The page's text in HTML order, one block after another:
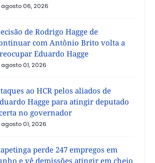
agosto 06, 2026
de Rodrigo Hagge de
com Antônio Brito volta a
Eduardo Hagge
agosto 01, 2026
ao HCR pelos aliados de
Hagge para atingir deputado
no governador
agosto 01, 2026
perde 247 empregos em
e vê demissões atingir em cheio